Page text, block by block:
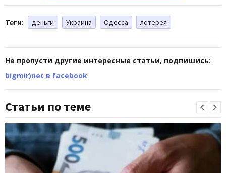
Теги: деньги Украина Одесса лотерея
Не пропусти другие интересные статьи, подпишись:
bigmir)net в facebook
Статьи по теме